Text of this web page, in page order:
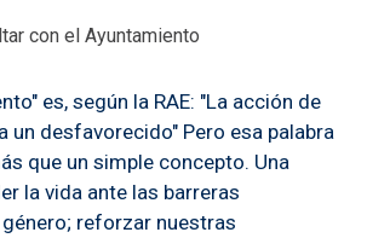
con el Ayuntamiento
es, según la RAE: "La acción de
un desfavorecido" Pero esa palabra
que un simple concepto. Una
la vida ante las barreras
reforzar nuestras